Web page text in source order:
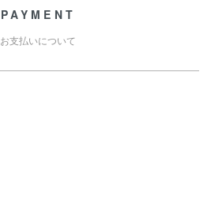
PAYMENT
お支払いについて